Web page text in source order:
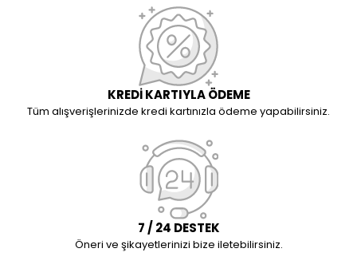
KREDİ KARTIYLA ÖDEME
Tüm alışverişlerinizde kredi kartınızla ödeme yapabilirsiniz.
7 / 24 DESTEK
Öneri ve şikayetlerinizi bize iletebilirsiniz.